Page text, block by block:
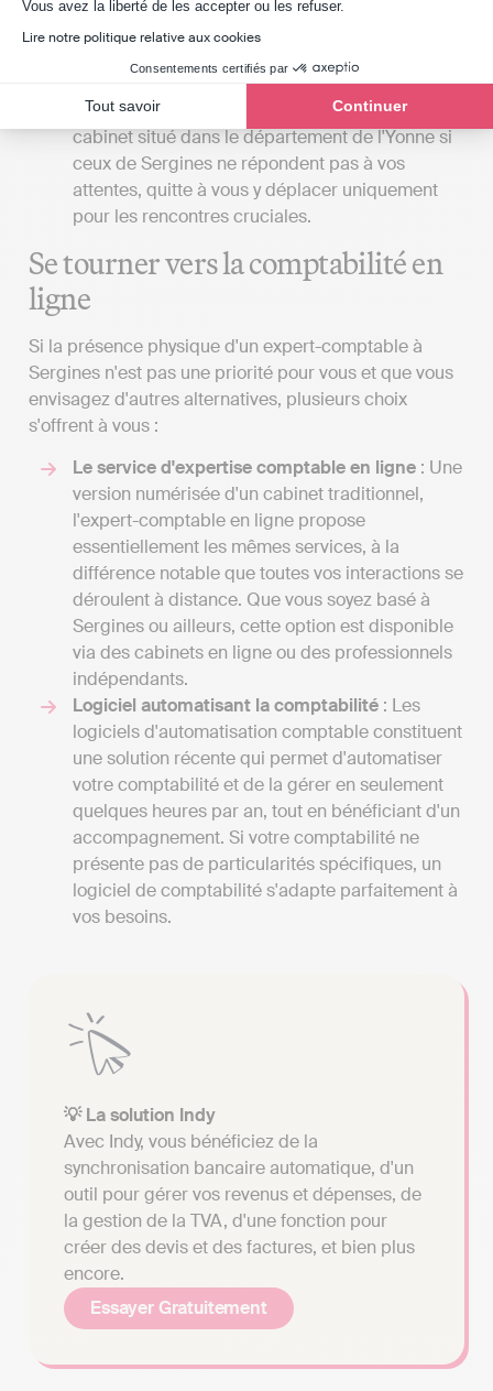
Vous avez la liberté de les accepter ou les refuser.
Lire notre politique relative aux cookies
Consentements certifiés par
Tout savoir Continuer
de votre domicile. Toutefois, il est essentiel de
ne pas sacrifier la qualité du service au bénéfice
de la commodité. Parfois, il pourrait être plus
judicieux de solliciter un devis auprès d'un
cabinet situé dans le département de l'Yonne si
ceux de Sergines ne répondent pas à vos
attentes, quitte à vous y déplacer uniquement
pour les rencontres cruciales.
Se tourner vers la comptabilité en
ligne
Si la présence physique d'un expert-comptable à
Sergines n'est pas une priorité pour vous et que vous
envisagez d'autres alternatives, plusieurs choix
s'offrent à vous :
Le service d'expertise comptable en ligne : Une
version numérisée d'un cabinet traditionnel,
l'expert-comptable en ligne propose
essentiellement les mêmes services, à la
différence notable que toutes vos interactions se
déroulent à distance. Que vous soyez basé à
Sergines ou ailleurs, cette option est disponible
via des cabinets en ligne ou des professionnels
indépendants.
Logiciel automatisant la comptabilité : Les
logiciels d'automatisation comptable constituent
une solution récente qui permet d'automatiser
votre comptabilité et de la gérer en seulement
quelques heures par an, tout en bénéficiant d'un
accompagnement. Si votre comptabilité ne
présente pas de particularités spécifiques, un
logiciel de comptabilité s'adapte parfaitement à
vos besoins.
💡 La solution Indy
Avec Indy, vous bénéficiez de la
synchronisation bancaire automatique, d'un
outil pour gérer vos revenus et dépenses, de
la gestion de la TVA, d'une fonction pour
créer des devis et des factures, et bien plus
encore.
Essayer Gratuitement